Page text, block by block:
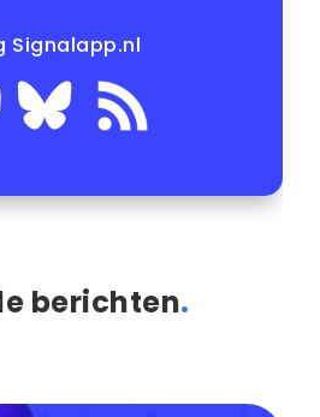
Signalapp.nl
berichten.